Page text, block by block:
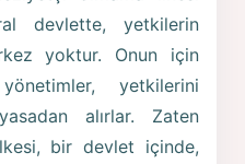
devlette, yetkilerin
yoktur. Onun için
yetkilerini
alırlar. Zaten
bir devlet içinde,